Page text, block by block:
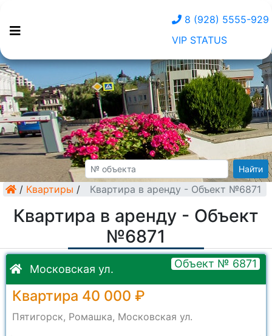
8 (928) 5555-929
VIP STATUS
Найти
/ Квартиры / Квартира в аренду - Объект №6871
Квартира в аренду - Объект
№6871
Московская ул. Объект № 6871
Квартира 40 000 ₽
Пятигорск, Ромашка, Московская ул.